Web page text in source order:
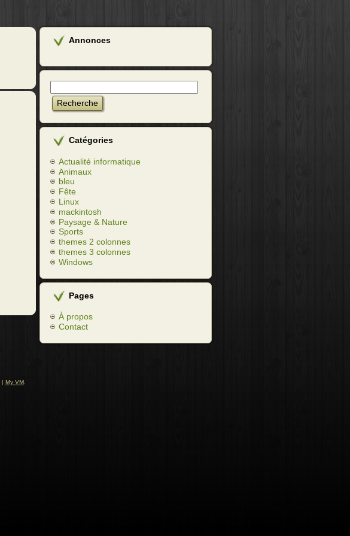
Annonces
Catégories
Actualité informatique
Animaux
bleu
Fête
Linux
mackintosh
Paysage & Nature
Sports
themes 2 colonnes
themes 3 colonnes
Windows
Pages
À propos
Contact
| My VM